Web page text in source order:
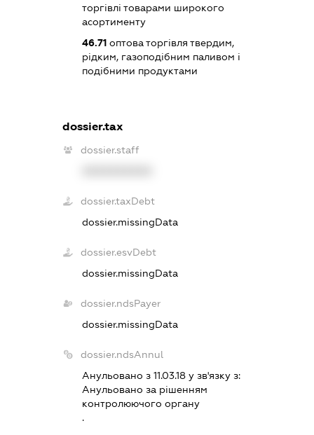
торгівлі товарами широкого
асортименту
46.71оптова торгівля твердим,
рідким, газоподібним паливом і
подібними продуктами
dossier.tax
dossier.staff
dossier.taxDebt
dossier.missingData
dossier.esvDebt
dossier.missingData
dossier.ndsPayer
dossier.missingData
dossier.ndsAnnul
Анульовано з 11.03.18 у зв'язку з:
Анульовано за рiшенням
контролюючого органу
.